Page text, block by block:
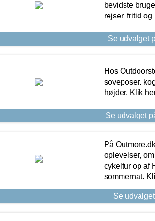
bevidste
rejser, fritid
Se udvalget
Hos
soveposer,
højder. Klik
Se udvalget
På
oplevelser,
cykeltur op af
sommernat.
Se